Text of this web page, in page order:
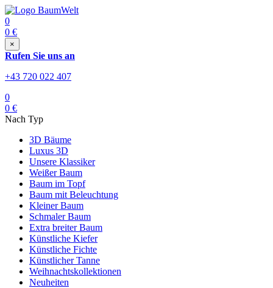
0
0 €
×
Rufen Sie uns an
+43 720 022 407
0
0 €
Nach Typ
3D Bäume
Luxus 3D
Unsere Klassiker
Weißer Baum
Baum im Topf
Baum mit Beleuchtung
Kleiner Baum
Schmaler Baum
Extra breiter Baum
Künstliche Kiefer
Künstliche Fichte
Künstlicher Tanne
Weihnachtskollektionen
Neuheiten